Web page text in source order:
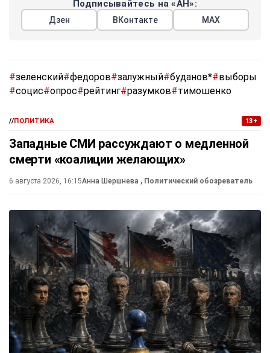
Подписывайтесь на «АН»:
Дзен ВКонтакте МАХ
#зеленский#федоров#залужный#буданов*#выборы
#социс#опрос#рейтинг#разумков#тимошенко
//ПОЛИТИКА 13+
Западные СМИ рассуждают о медленной
смерти «коалиции желающих»
6 августа 2026, 16:15Анна Шершнева , Политический обозреватель